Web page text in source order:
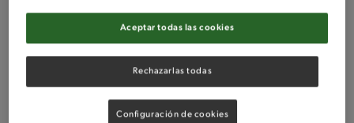
Rechazarlas todas
Aceptar todas las cookies
Configuración de cookies